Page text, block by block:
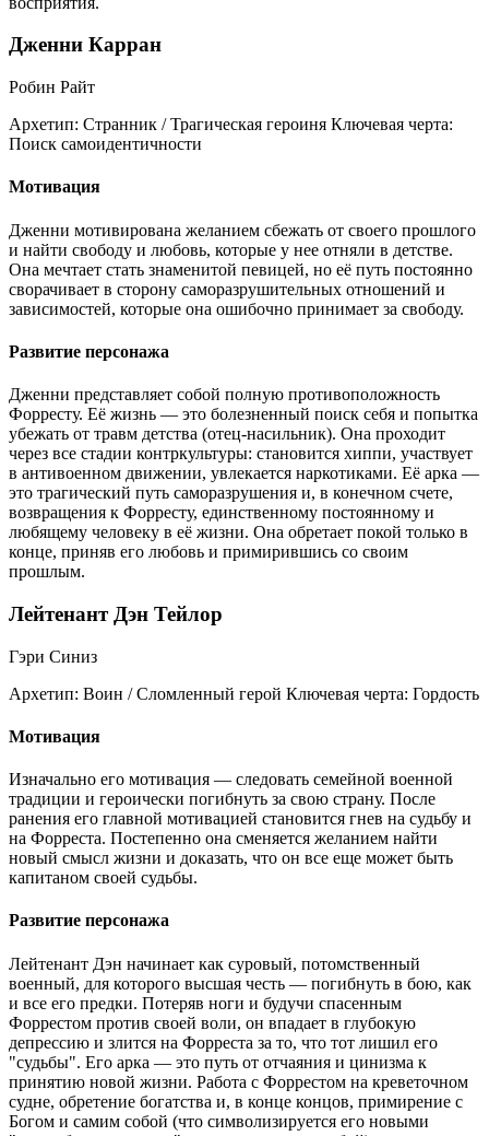
Дженни Карран
Робин Райт
Архетип: Странник / Трагическая героиня Ключевая черта:
Поиск самоидентичности
Мотивация
Дженни мотивирована желанием сбежать от своего прошлого
и найти свободу и любовь, которые у нее отняли в детстве.
Она мечтает стать знаменитой певицей, но её путь постоянно
сворачивает в сторону саморазрушительных отношений и
зависимостей, которые она ошибочно принимает за свободу.
Развитие персонажа
Дженни представляет собой полную противоположность
Форресту. Её жизнь — это болезненный поиск себя и попытка
убежать от травм детства (отец-насильник). Она проходит
через все стадии контркультуры: становится хиппи, участвует
в антивоенном движении, увлекается наркотиками. Её арка —
это трагический путь саморазрушения и, в конечном счете,
возвращения к Форресту, единственному постоянному и
любящему человеку в её жизни. Она обретает покой только в
конце, приняв его любовь и примирившись со своим
прошлым.
Лейтенант Дэн Тейлор
Гэри Синиз
Архетип: Воин / Сломленный герой Ключевая черта: Гордость
Мотивация
Изначально его мотивация — следовать семейной военной
традиции и героически погибнуть за свою страну. После
ранения его главной мотивацией становится гнев на судьбу и
на Форреста. Постепенно она сменяется желанием найти
новый смысл жизни и доказать, что он все еще может быть
капитаном своей судьбы.
Развитие персонажа
Лейтенант Дэн начинает как суровый, потомственный
военный, для которого высшая честь — погибнуть в бою, как
и все его предки. Потеряв ноги и будучи спасенным
Форрестом против своей воли, он впадает в глубокую
депрессию и злится на Форреста за то, что тот лишил его
"судьбы". Его арка — это путь от отчаяния и цинизма к
принятию новой жизни. Работа с Форрестом на креветочном
судне, обретение богатства и, в конце концов, примирение с
Богом и самим собой (что символизируется его новыми